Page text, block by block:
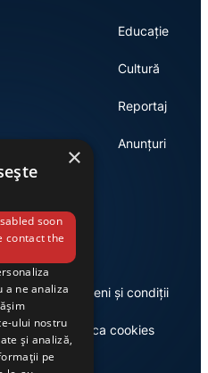
Educație
Cultură
Reportaj
Anunțuri
Termeni și condiții
Politica cookies
×
soon
contact the
a ne analiza
ului nostru
și analiză,
pe